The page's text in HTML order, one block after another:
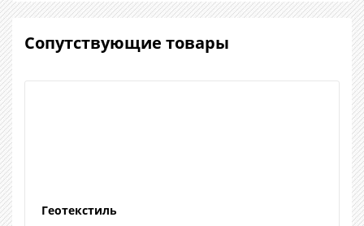
Сопутствующие товары
Геотекстиль